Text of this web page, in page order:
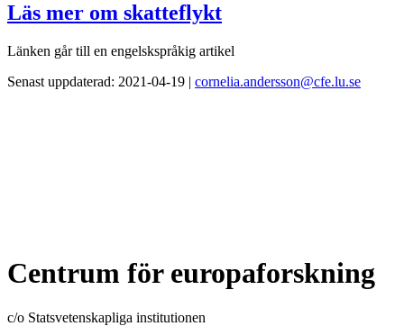
Läs mer om skatteflykt
Länken går till en engelskspråkig artikel
Senast uppdaterad: 2021-04-19 | cornelia.andersson@cfe.lu.se
Centrum för europaforskning
c/o Statsvetenskapliga institutionen